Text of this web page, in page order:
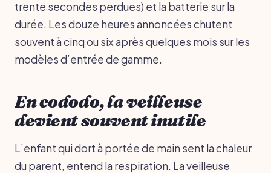
trente secondes perdues) et la batterie sur la
durée. Les douze heures annoncées chutent
souvent à cinq ou six après quelques mois sur les
modèles d’entrée de gamme.
En cododo, la veilleuse
devient souvent inutile
L’enfant qui dort à portée de main sent la chaleur
du parent, entend la respiration. La veilleuse